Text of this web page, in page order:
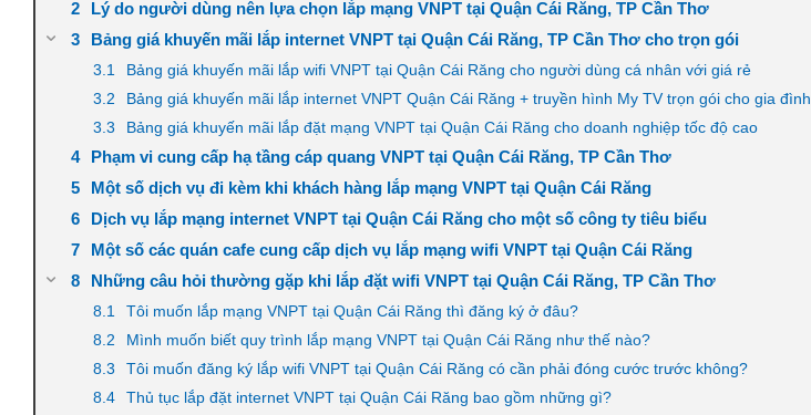
Lý do người dùng nên lựa chọn lắp mạng VNPT tại Quận Cái Răng, TP Cần Thơ
Bảng giá khuyến mãi lắp internet VNPT tại Quận Cái Răng, TP Cần Thơ cho trọn gói
Bảng giá khuyến mãi lắp wifi VNPT tại Quận Cái Răng cho người dùng cá nhân với giá rẻ
Bảng giá khuyến mãi lắp internet VNPT Quận Cái Răng + truyền hình My TV trọn gói cho gia đình
Bảng giá khuyến mãi lắp đặt mạng VNPT tại Quận Cái Răng cho doanh nghiệp tốc độ cao
Phạm vi cung cấp hạ tầng cáp quang VNPT tại Quận Cái Răng, TP Cần Thơ
Một số dịch vụ đi kèm khi khách hàng lắp mạng VNPT tại Quận Cái Răng
Dịch vụ lắp mạng internet VNPT tại Quận Cái Răng cho một số công ty tiêu biểu
Một số các quán cafe cung cấp dịch vụ lắp mạng wifi VNPT tại Quận Cái Răng
Những câu hỏi thường gặp khi lắp đặt wifi VNPT tại Quận Cái Răng, TP Cần Thơ
Tôi muốn lắp mạng VNPT tại Quận Cái Răng thì đăng ký ở đâu?
Mình muốn biết quy trình lắp mạng VNPT tại Quận Cái Răng như thế nào?
Tôi muốn đăng ký lắp wifi VNPT tại Quận Cái Răng có cần phải đóng cước trước không?
Thủ tục lắp đặt internet VNPT tại Quận Cái Răng bao gồm những gì?